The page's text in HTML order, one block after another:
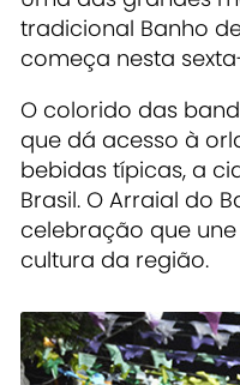
tradicional Banho
começa nesta
O colorido das
que dá acesso à
bebidas típicas, a
Brasil. O Arraial do
celebração que
cultura da região.